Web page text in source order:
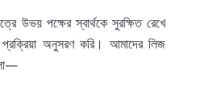
উভয় পক্ষের স্বার্থকে সুরক্ষিত রেখে
অনুসরণ করি। আমাদের লিজ